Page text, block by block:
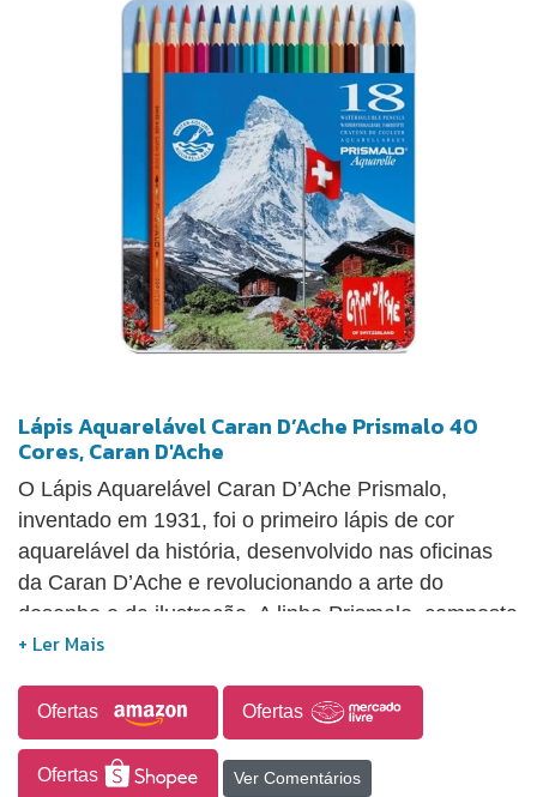
Lápis Aquarelável Caran D’Ache Prismalo 40
Cores, Caran D'Ache
O Lápis Aquarelável Caran D’Ache Prismalo,
inventado em 1931, foi o primeiro lápis de cor
aquarelável da história, desenvolvido nas oficinas
da Caran D’Ache e revolucionando a arte do
desenho e da ilustração. A linha Prismalo, composta
por 80 tonalidades luminosas, é internacionalmente
pela escolha cuidadosa de pigmentos. Este lápis
consolidou a reputação da marca como uma das
melhores fabricantes de lápis do mundo.
Ofertas Ofertas
Ofertas Ver Comentários